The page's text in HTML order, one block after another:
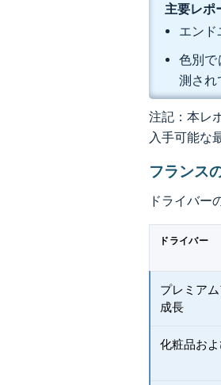
主要レポ
エンド
色別で
測され
注記：本レ
入手可能な
フランス
ドライバー
ドライバー
プレミア
成長
化粧品お